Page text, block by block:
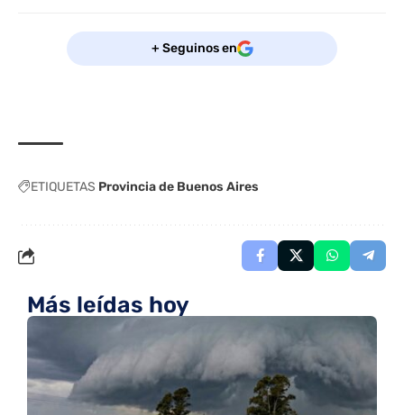
+ Seguinos en
ETIQUETAS Provincia de Buenos Aires
Más leídas hoy